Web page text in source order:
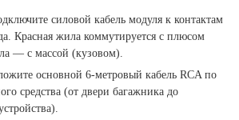
силовой кабель модуля к контактам
Красная жила коммутируется с плюсом
— с массой (кузовом).
основной 6-метровый кабель RCA по
средства (от двери багажника до